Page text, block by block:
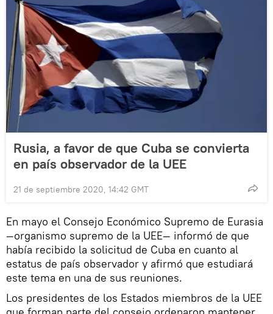
Rusia, a favor de que Cuba se convierta
en país observador de la UEE
21 de septiembre 2020, 14:42 GMT
En mayo el Consejo Económico Supremo de Eurasia
—organismo supremo de la UEE— informó de que
había recibido la solicitud de Cuba en cuanto al
estatus de país observador y afirmó que estudiará
este tema en una de sus reuniones.
Los presidentes de los Estados miembros de la UEE